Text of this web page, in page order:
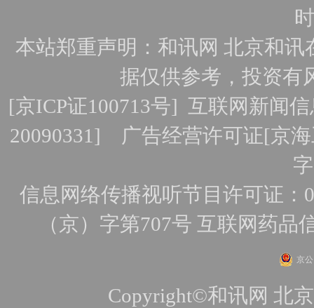
本站郑重声明：和讯网 北京和
据仅供参考，投资有
[京ICP证100713号]互联网新闻
20090331] 广告经营许可证[京
信息网络传播视听节目许可证：
（京）字第707号 互联网药品
京
Copyright©和讯网 北